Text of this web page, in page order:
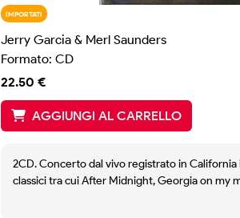
IMPORTATI
Jerry Garcia & Merl Saunders
Formato: CD
22.50 €
AGGIUNGI AL CARRELLO
2CD. Concerto dal vivo registrato in California
classici tra cui After Midnight, Georgia on my
masterpiece di Bob Dylan, Further on up the